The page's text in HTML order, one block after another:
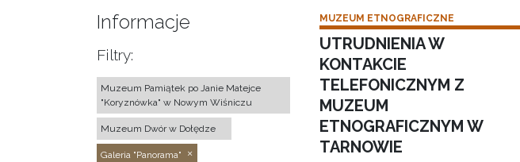
Informacje
Filtry:
Muzeum Pamiątek po Janie Matejce
"Koryznówka" w Nowym Wiśniczu
Muzeum Dwór w Dołędze
Galeria "Panorama"
MUZEUM ETNOGRAFICZNE
UTRUDNIENIA W
KONTAKCIE
TELEFONICZNYM Z
MUZEUM
ETNOGRAFICZNYM W
TARNOWIE